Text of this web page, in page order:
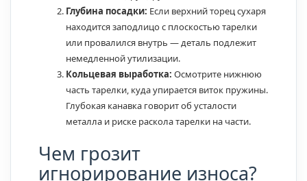
Глубина посадки: Если верхний торец сухаря
находится заподлицо с плоскостью тарелки
или провалился внутрь — деталь подлежит
немедленной утилизации.
Кольцевая выработка: Осмотрите нижнюю
часть тарелки, куда упирается виток пружины.
Глубокая канавка говорит об усталости
металла и риске раскола тарелки на части.
Чем грозит
игнорирование износа?